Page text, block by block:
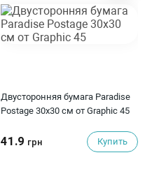
Двусторонняя бумага Paradise
Postage 30x30 см от Graphic 45
41.9 грн Купить